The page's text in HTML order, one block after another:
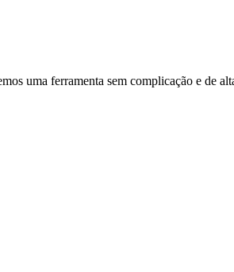
uma ferramenta sem complicação e de